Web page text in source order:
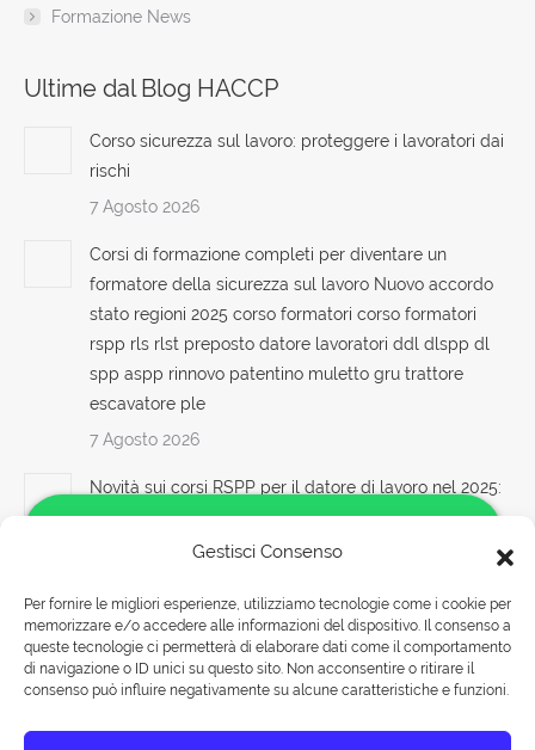
Gestisci Consenso
Per fornire le migliori esperienze, utilizziamo tecnologie come i cookie per
memorizzare e/o accedere alle informazioni del dispositivo. Il consenso a
queste tecnologie ci permetterà di elaborare dati come il comportamento
di navigazione o ID unici su questo sito. Non acconsentire o ritirare il
consenso può influire negativamente su alcune caratteristiche e funzioni.
Formazione News
Ultime dal Blog HACCP
Corso sicurezza sul lavoro: proteggere i lavoratori dai
rischi
7 Agosto 2026
Corsi di formazione completi per diventare un
formatore della sicurezza sul lavoro Nuovo accordo
stato regioni 2025 corso formatori corso formatori
rspp rls rlst preposto datore lavoratori ddl dlspp dl
spp aspp rinnovo patentino muletto gru trattore
escavatore ple
7 Agosto 2026
Novità sui corsi RSPP per il datore di lavoro nel 2025:
focus sulla sicurezza Nuovo accordo stato regioni
2025 corso dipendenti in lingua lavoratori corsi in
datore rischi specifici basso medio alto lavoratori ddl
dlspp associarsi associare aziende imprese spa rls
sas coop edile agricole lavoratori apri paprire un
centro di formazione ente scuola bilaterale
Salve!
Come possiamo aiutarti?
Rispondiamo nei seguenti orari: